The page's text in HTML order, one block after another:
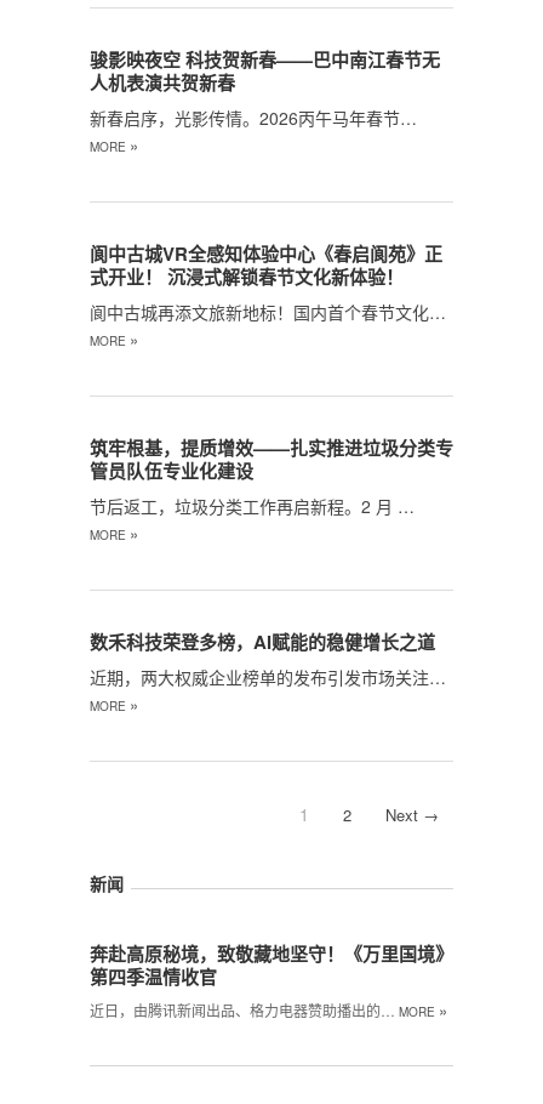
骏影映夜空 科技贺新春——巴中南江春节无
人机表演共贺新春
新春启序，光影传情。2026丙午马年春节…
MORE »
阆中古城VR全感知体验中心《春启阆苑》正
式开业！ 沉浸式解锁春节文化新体验！
阆中古城再添文旅新地标！国内首个春节文化…
MORE »
筑牢根基，提质增效——扎实推进垃圾分类专
管员队伍专业化建设
节后返工，垃圾分类工作再启新程。2 月 …
MORE »
数禾科技荣登多榜，AI赋能的稳健增长之道
近期，两大权威企业榜单的发布引发市场关注…
MORE »
1 2 Next →
新闻
奔赴高原秘境，致敬藏地坚守！《万里国境》
第四季温情收官
近日，由腾讯新闻出品、格力电器赞助播出的… MORE »